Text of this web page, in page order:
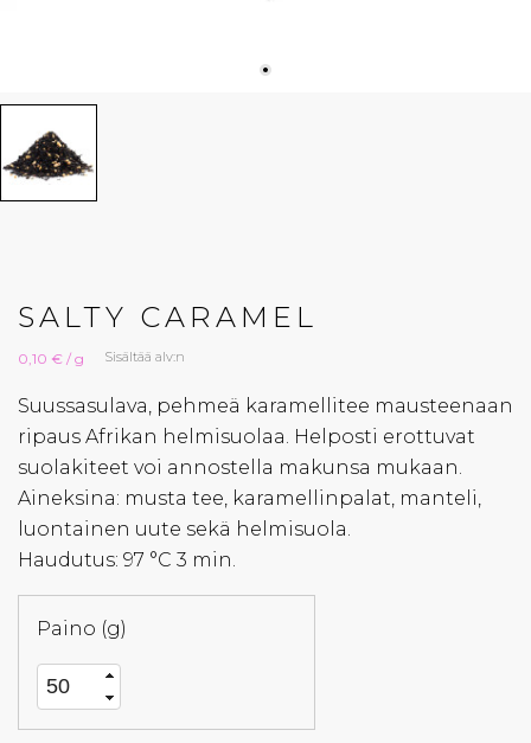
SALTY CARAMEL
0,10 € / g Sisältää alv:n
Suussasulava, pehmeä karamellitee mausteenaan
ripaus Afrikan helmisuolaa. Helposti erottuvat
suolakiteet voi annostella makunsa mukaan.
Aineksina: musta tee, karamellinpalat, manteli,
luontainen uute sekä helmisuola.
Haudutus: 97 °C 3 min.
Paino (g)